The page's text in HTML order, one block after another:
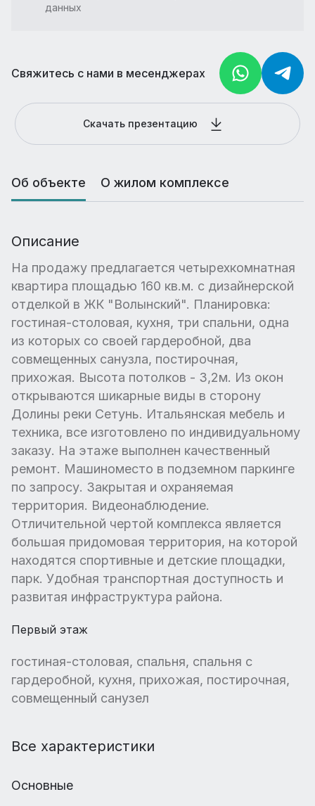
данных
Свяжитесь с нами в месенджерах
Скачать презентацию
Об объекте О жилом комплексе
Описание
На продажу предлагается четырехкомнатная
квартира площадью 160 кв.м. с дизайнерской
отделкой в ЖК "Волынский". Планировка:
гостиная-столовая, кухня, три спальни, одна
из которых со своей гардеробной, два
совмещенных санузла, постирочная,
прихожая. Высота потолков - 3,2м. Из окон
открываются шикарные виды в сторону
Долины реки Сетунь. Итальянская мебель и
техника, все изготовлено по индивидуальному
заказу. На этаже выполнен качественный
ремонт. Машиноместо в подземном паркинге
по запросу. Закрытая и охраняемая
территория. Видеонаблюдение.
Отличительной чертой комплекса является
большая придомовая территория, на которой
находятся спортивные и детские площадки,
парк. Удобная транспортная доступность и
развитая инфраструктура района.
Первый этаж
гостиная-столовая, спальня, спальня с
гардеробной, кухня, прихожая, постирочная,
совмещенный санузел
Все характеристики
Основные